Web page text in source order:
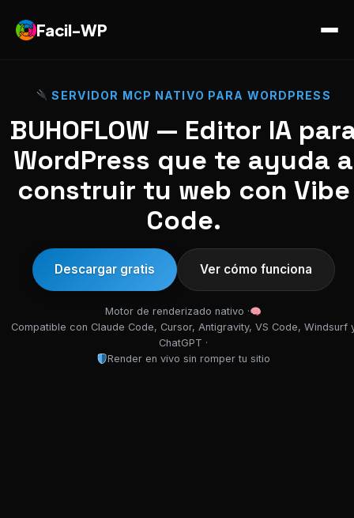
Facil-WP
SERVIDOR MCP NATIVO PARA WORDPRESS
BUHOFLOW — Editor IA
WordPress que te ayuda a
construir tu web con Vibe
Code.
Descargar gratis Ver cómo funciona
Motor de renderizado nativo ·
Compatible con Claude Code, Cursor, Antigravity, VS Code, Windsurf
ChatGPT ·
Render en vivo sin romper tu sitio